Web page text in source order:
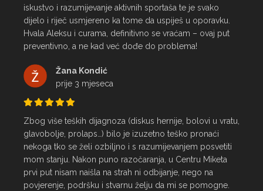
iskustvo i razumijevanje aktivnih sportaša te je svako
dijelo i riječ usmjereno ka tome da uspiješ u oporavku.
Hvala Aleksu i curama, definitivno se vraćam – ovaj put
preventivno, a ne kad već dođe do problema!
Žana Kondić
prije 3 mjeseca
Zbog više teških dijagnoza (diskus hernije, bolovi u vratu,
glavobolje, prolaps…) bilo je izuzetno teško pronaći
nekoga tko se želi ozbiljno i s razumijevanjem posvetiti
mom stanju. Nakon puno razočaranja, u Centru Miketa
prvi put nisam naišla na strah ni odbijanje, nego na
povjerenje, podršku i stvarnu želju da mi se pomogne.